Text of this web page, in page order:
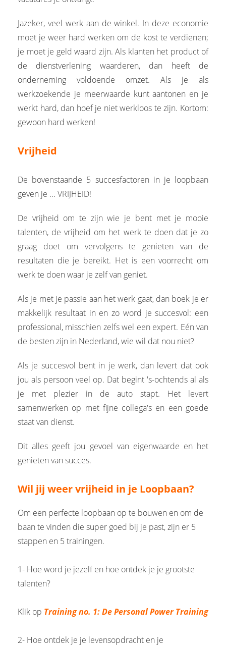
Jazeker, veel werk aan de winkel. In deze economie
moet je weer hard werken om de kost te verdienen;
je moet je geld waard zijn. Als klanten het product of
de dienstverlening waarderen, dan heeft de
onderneming voldoende omzet. Als je als
werkzoekende je meerwaarde kunt aantonen en je
werkt hard, dan hoef je niet werkloos te zijn. Kortom:
gewoon hard werken!
Vrijheid
De bovenstaande 5 succesfactoren in je loopbaan
geven je ... VRIJHEID!
De vrijheid om te zijn wie je bent met je mooie
talenten, de vrijheid om het werk te doen dat je zo
graag doet om vervolgens te genieten van de
resultaten die je bereikt. Het is een voorrecht om
werk te doen waar je zelf van geniet.
Als je met je passie aan het werk gaat, dan boek je er
makkelijk resultaat in en zo word je succesvol: een
professional, misschien zelfs wel een expert. Eén van
de besten zijn in Nederland, wie wil dat nou niet?
Als je succesvol bent in je werk, dan levert dat ook
jou als persoon veel op. Dat begint 's-ochtends al als
je met plezier in de auto stapt. Het levert
samenwerken op met fijne collega's en een goede
staat van dienst.
Dit alles geeft jou gevoel van eigenwaarde en het
genieten van succes.
Wil jij weer vrijheid in je Loopbaan?
Om een perfecte loopbaan op te bouwen en om de
baan te vinden die super goed bij je past, zijn er 5
stappen en 5 trainingen.
1- Hoe word je jezelf en hoe ontdek je je grootste
talenten?
Klik op Training no. 1: De Personal Power Training
2- Hoe ontdek je je levensopdracht en je